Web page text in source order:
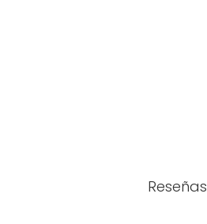
Reseñas